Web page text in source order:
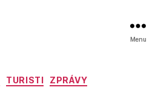
Menu
Rubriky
TURISTI ZPRÁVY